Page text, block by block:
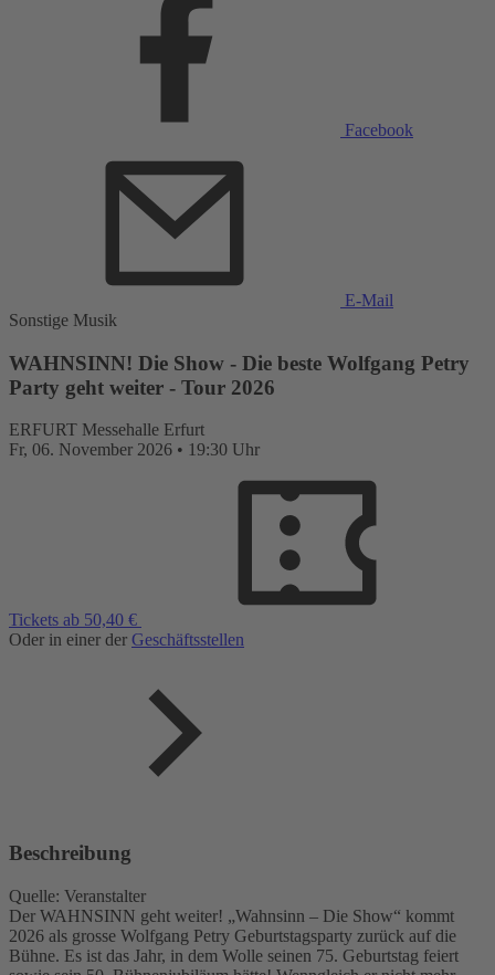
Facebook
E-Mail
Sonstige Musik
WAHNSINN! Die Show - Die beste Wolfgang Petry
Party geht weiter - Tour 2026
ERFURT Messehalle Erfurt
Fr, 06. November 2026 • 19:30 Uhr
Tickets ab 50,40 €
Oder in einer der Geschäftsstellen
Beschreibung
Quelle: Veranstalter
Der WAHNSINN geht weiter! „Wahnsinn – Die Show“ kommt
2026 als grosse Wolfgang Petry Geburtstagsparty zurück auf die
Bühne. Es ist das Jahr, in dem Wolle seinen 75. Geburtstag feiert